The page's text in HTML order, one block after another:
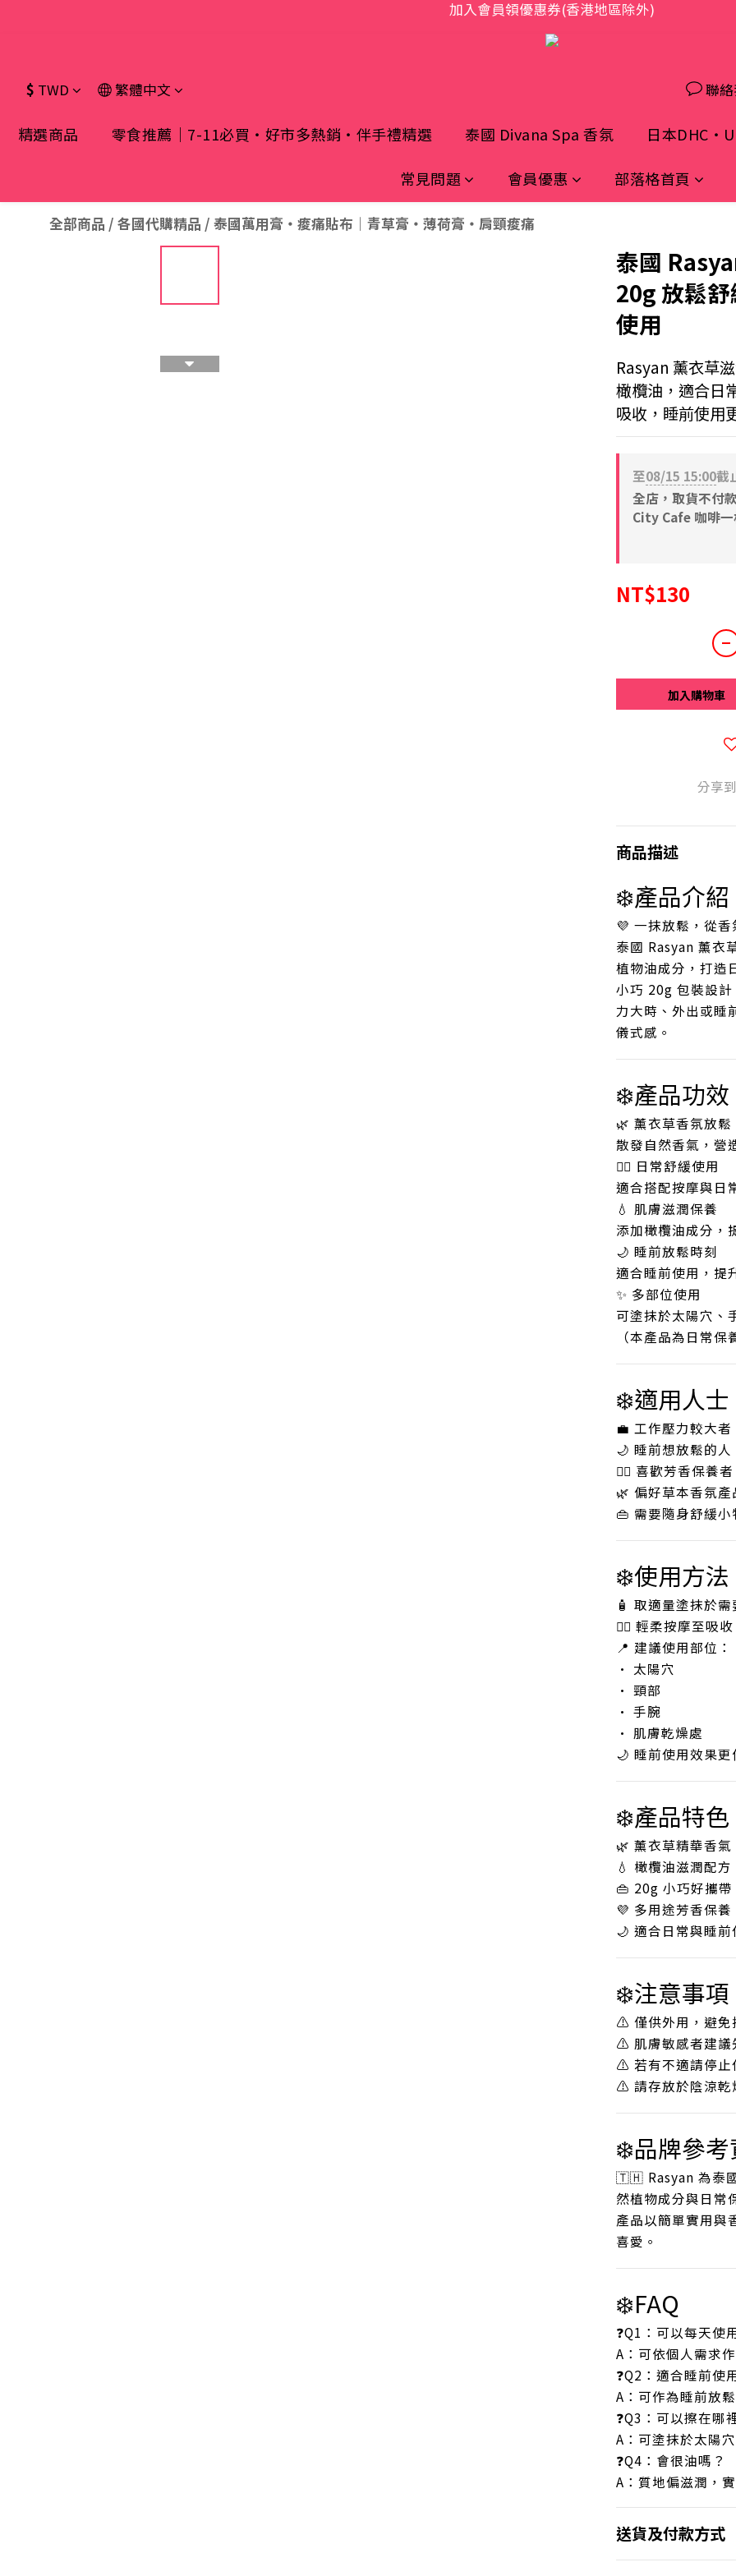
歡迎光臨 S.A.W
本網站為跨境購物平台，顧客消費行為屬「個人進口貨品範圍」，商品僅
歡迎光臨 S.A.W
$ TWD 繁體中文 聯
精選商品 零食推薦｜7-11必買・好市多熱銷・伴手禮精選 泰國 Divana Spa 香氛 日本DHC・
常見問題 會員優惠 部落格首頁
全部商品 / 各國代購精品 / 泰國萬用膏・痠痛貼布｜青草膏・薄荷膏・肩頸痠痛
泰國
20g 放鬆
使用
Rasyan 薰衣草
橄欖油，適合日
吸收，睡前使用
至08/15 15:00截
全店，取貨不付
City Cafe 咖啡
NT$130
加入購物車
分享到
商品描述
❄️產品介紹
💜 一抹放鬆，從香
泰國 Rasyan 薰衣
植物油成分，打造
小巧 20g 包裝設
力大時、外出或睡
儀式感。
❄️產品功效
🌿 薰衣草香氛放鬆
散發自然香氣，營
💆‍♀️ 日常舒緩使用
適合搭配按摩與日
💧 肌膚滋潤保養
添加橄欖油成分，
🌙 睡前放鬆時刻
適合睡前使用，提
✨ 多部位使用
可塗抹於太陽穴、
（本產品為日常保
❄️適用人士
💼 工作壓力較大者
🌙 睡前想放鬆的人
💆‍♀️ 喜歡芳香保養者
🌿 偏好草本香氛產
👜 需要隨身舒緩小
❄️使用方法
🧴 取適量塗抹於需
💆‍♂️ 輕柔按摩至吸收
📍 建議使用部位：
• 太陽穴
• 頸部
• 手腕
• 肌膚乾燥處
🌙 睡前使用效果更
❄️產品特色
🌿 薰衣草精華香氣
💧 橄欖油滋潤配方
👜 20g 小巧好攜帶
💜 多用途芳香保養
🌙 適合日常與睡前
❄️注意事項
⚠️ 僅供外用，避免
⚠️ 肌膚敏感者建議
⚠️ 若有不適請停止
⚠️ 請存放於陰涼乾
❄️品牌參考
🇹🇭 Rasyan 為泰
然植物成分與日常
產品以簡單實用與
喜愛。
❄️FAQ
❓Q1：可以每天使
A：可依個人需求
❓Q2：適合睡前使
A：可作為睡前放
❓Q3：可以擦在哪
A：可塗抹於太陽
❓Q4：會很油嗎？
A：質地偏滋潤，
送貨及付款方式